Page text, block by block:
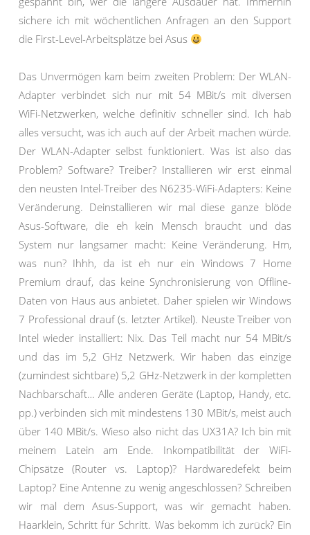
sichere ich mit wöchentlichen Anfragen an den Support
die First-Level-Arbeitsplätze bei Asus
Das Unvermögen kam beim zweiten Problem: Der WLAN-
Adapter verbindet sich nur mit 54 MBit/s mit diversen
WiFi-Netzwerken, welche definitiv schneller sind. Ich hab
alles versucht, was ich auch auf der Arbeit machen würde.
Der WLAN-Adapter selbst funktioniert. Was ist also das
Problem? Software? Treiber? Installieren wir erst einmal
den neusten Intel-Treiber des N6235-WiFi-Adapters: Keine
Veränderung. Deinstallieren wir mal diese ganze blöde
Asus-Software, die eh kein Mensch braucht und das
System nur langsamer macht: Keine Veränderung. Hm,
was nun? Ihhh, da ist eh nur ein Windows 7 Home
Premium drauf, das keine Synchronisierung von Offline-
Daten von Haus aus anbietet. Daher spielen wir Windows
7 Professional drauf (s. letzter Artikel). Neuste Treiber von
Intel wieder installiert: Nix. Das Teil macht nur 54 MBit/s
und das im 5,2 GHz Netzwerk. Wir haben das einzige
(zumindest sichtbare) 5,2 GHz-Netzwerk in der kompletten
Nachbarschaft… Alle anderen Geräte (Laptop, Handy, etc.
pp.) verbinden sich mit mindestens 130 MBit/s, meist auch
über 140 MBit/s. Wieso also nicht das UX31A? Ich bin mit
meinem Latein am Ende. Inkompatibilität der WiFi-
Chipsätze (Router vs. Laptop)? Hardwaredefekt beim
Laptop? Eine Antenne zu wenig angeschlossen? Schreiben
wir mal dem Asus-Support, was wir gemacht haben.
Haarklein, Schritt für Schritt. Was bekomm ich zurück? Ein